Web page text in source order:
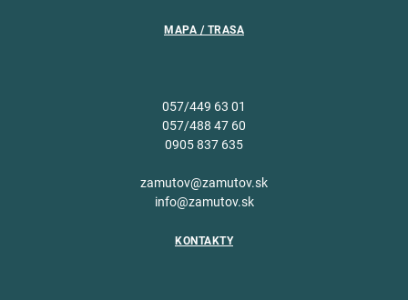
MAPA / TRASA
057/449 63 01
057/488 47 60
0905 837 635
zamutov@zamutov.sk
info@zamutov.sk
KONTAKTY